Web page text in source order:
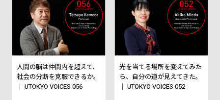
人間の脳は仲間内を超えて、
社会の分断を克服できるか。
｜ UTOKYO VOICES 056
光を当てる場所を変えてみた
ら、自分の道が見えてきた。
｜ UTOKYO VOICES 052